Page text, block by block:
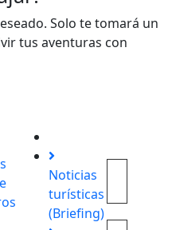
Solo te tomará un
tus aventuras con
Noticias
turísticas
(Briefing)